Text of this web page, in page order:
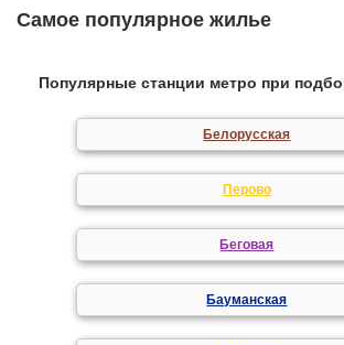
Самое популярное жилье
Популярные станции метро при
Белорусская
Перово
Беговая
Бауманская